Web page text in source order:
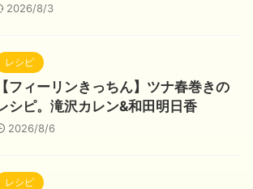
2026/8/3
レシピ
【フィーリンきっちん】ツナ春巻きの
シピ。滝沢カレン&和田明日香
2026/8/6
レシピ